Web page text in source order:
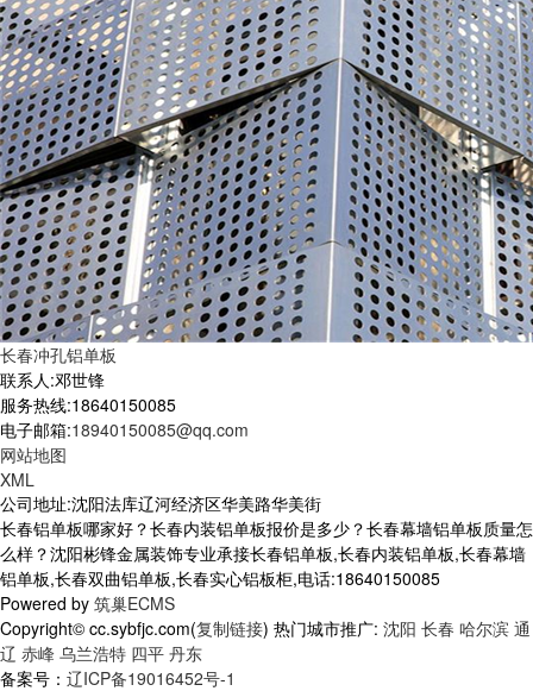
长春冲孔铝单板
联系人:邓世锋
服务热线:18640150085
电子邮箱:18940150085@qq.com
网站地图
XML
公司地址:沈阳法库辽河经济区华美路华美街
长春铝单板哪家好？长春内装铝单板报价是多少？长春幕墙铝单板质量怎
么样？沈阳彬锋金属装饰专业承接长春铝单板,长春内装铝单板,长春幕墙
铝单板,长春双曲铝单板,长春实心铝板柜,电话:18640150085
Powered by 筑巢ECMS
Copyright© cc.sybfjc.com(复制链接) 热门城市推广: 沈阳 长春 哈尔滨 通
辽 赤峰 乌兰浩特 四平 丹东
备案号： 辽ICP备19016452号-1